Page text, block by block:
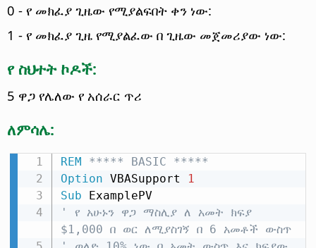
0 - የ መክፈያ ጊዜው የሚያልፍበት ቀን ነው:
1 - የ መክፈያ ጊዜ የሚያልፈው በ ጊዜው መጀመሪያው ነው:
የ ስህተት ኮዶች:
5 ዋጋ የሌለው የ አሰራር ጥሪ
ለምሳሌ:
REM ***** BASIC *****
Option VBASupport
1
Sub
' የ አሁኑን ዋጋ ማስሊያ ለ አመት ክፍያ
$1,000 በ ወር ለሚያስገኝ በ 6 አመቶች ውስጥ